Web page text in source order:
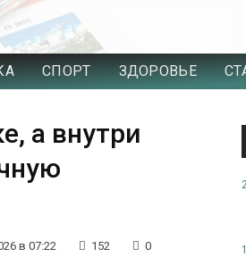
СПОРТ ЗДОРОВЬЕ
а внутри
в 07:22 152 0